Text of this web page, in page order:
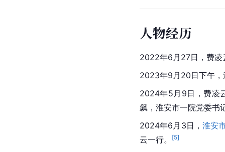
人物经历
2022年6月27日，费凌
2023年9月20日下午，
2024年5月9日，费凌
飙，淮安市一院党委书
2024年6月3日，淮安
云一行。
[5]